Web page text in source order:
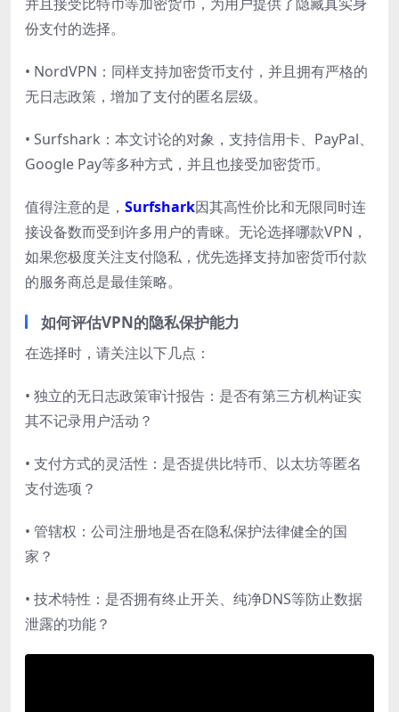
份支付的选择。
• NordVPN：同样支持加密货币支付，并且拥有严格的
无日志政策，增加了支付的匿名层级。
• Surfshark：本文讨论的对象，支持信用卡、PayPal、
Google Pay等多种方式，并且也接受加密货币。
值得注意的是， Surfshark因其高性价比和无限同时连
接设备数而受到许多用户的青睐。无论选择哪款VPN，
如果您极度关注支付隐私，优先选择支持加密货币付款
的服务商总是最佳策略。
如何评估VPN的隐私保护能力
在选择时，请关注以下几点：
• 独立的无日志政策审计报告：是否有第三方机构证实
其不记录用户活动？
• 支付方式的灵活性：是否提供比特币、以太坊等匿名
支付选项？
• 管辖权：公司注册地是否在隐私保护法律健全的国
家？
• 技术特性：是否拥有终止开关、纯净DNS等防止数据
泄露的功能？